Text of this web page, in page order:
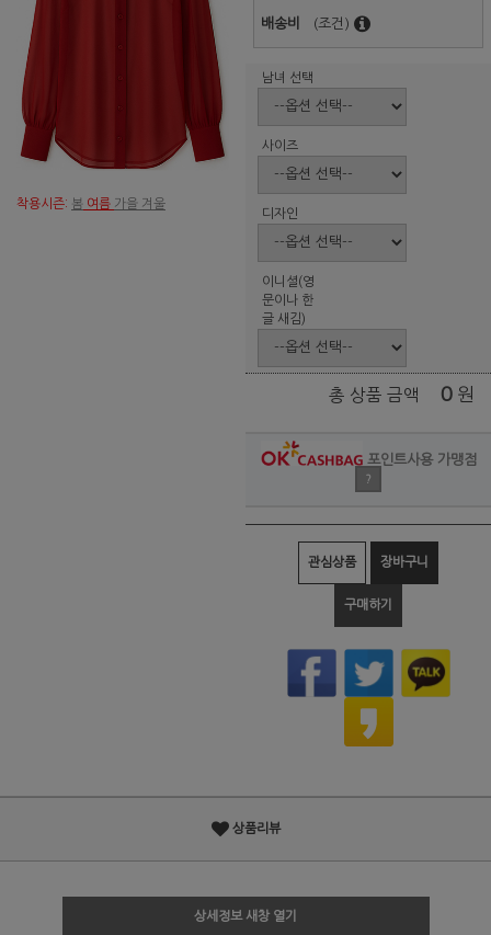
착용시즌: 봄 여름 가을 겨울
배송비 (조건)
남녀 선택
사이즈
디자인
이니셜(영
문이나 한
글 새김)
총 상품 금액 0 원
포인트사용 가맹점
?
관심상품 장바구니
구매하기
상품리뷰
상세정보 새창 열기